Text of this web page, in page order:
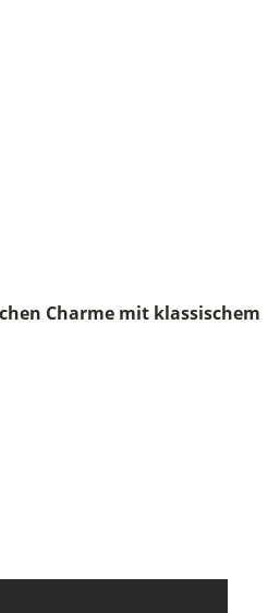
Charme mit klassischem